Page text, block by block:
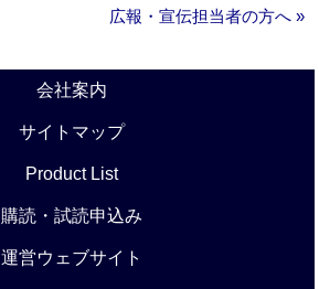
広報・宣伝担当者の方へ »
会社案内
サイトマップ
Product List
購読・試読申込み
運営ウェブサイト